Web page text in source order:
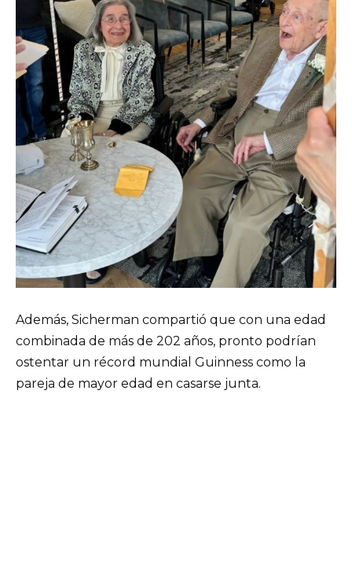
Además, Sicherman compartió que con una edad
combinada de más de 202 años, pronto podrían
ostentar un récord mundial Guinness como la
pareja de mayor edad en casarse junta.